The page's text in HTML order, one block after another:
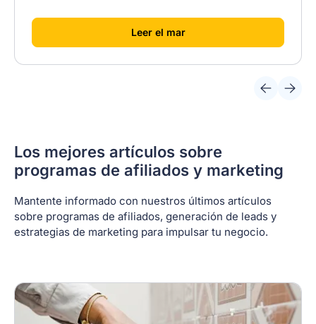
[Leer el mar]
Los mejores artículos sobre
programas de afiliados y marketing
Mantente informado con nuestros últimos artículos
sobre programas de afiliados, generación de leads y
estrategias de marketing para impulsar tu negocio.